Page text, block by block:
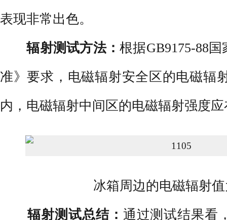
表现非常出色。
辐射测试方法：根据GB9175-88
准》要求，电磁辐射安全区的电磁辐
内，电磁辐射中间区的电磁辐射强度应
冰箱周边的电磁辐射值
辐射测试总结： 通过测试结果看